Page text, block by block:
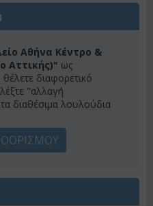
Αθήνα Κέντρο &
Αττικής)" ως
διαφορετικό
"αλλαγή
διαθέσιμα λουλούδια